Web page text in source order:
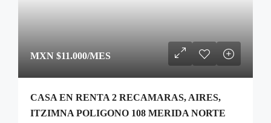
MXN $11.000/MES
CASA EN RENTA 2 RECAMARAS, AIRES,
ITZIMNA POLIGONO 108 MERIDA NORTE